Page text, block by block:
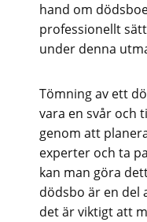
hand om
professionellt
under denna
Tömning av ett
vara en svår och
genom att
experter och ta
kan man göra
dödsbo är en del
det är viktigt att